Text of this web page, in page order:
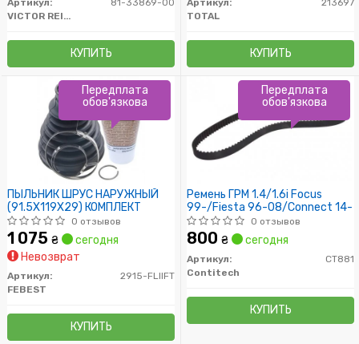
VICTOR REINZ
КУПИТЬ
TOTAL
КУПИТЬ
ПЫЛЬНИК ШРУС НАРУЖНЫЙ
(91.5X119X29) КОМПЛЕКТ
0 отзывов
1 075 ₴
сегодня
Невозврат
Артикул:
2915-FLIIFT
FEBEST
КУПИТЬ
Передплата
обов'язкова
Ремень ГРМ 1.4/1.6i Focus
99-/Fiesta 96-08/Connect 14-
0 отзывов
800 ₴ сегодня
Артикул:
CT881
Contitech
КУПИТЬ
Передплата
обов'язкова